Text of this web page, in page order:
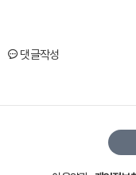
댓글작성